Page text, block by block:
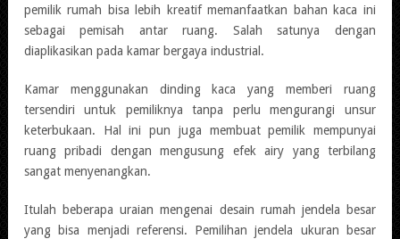
pemilik rumah bisa lebih kreatif memanfaatkan bahan kaca ini
sebagai pemisah antar ruang. Salah satunya dengan
diaplikasikan pada kamar bergaya industrial.
Kamar menggunakan dinding kaca yang memberi ruang
tersendiri untuk pemiliknya tanpa perlu mengurangi unsur
keterbukaan. Hal ini pun juga membuat pemilik mempunyai
ruang pribadi dengan mengusung efek airy yang terbilang
sangat menyenangkan.
Itulah beberapa uraian mengenai desain rumah jendela besar
yang bisa menjadi referensi. Pemilihan jendela ukuran besar